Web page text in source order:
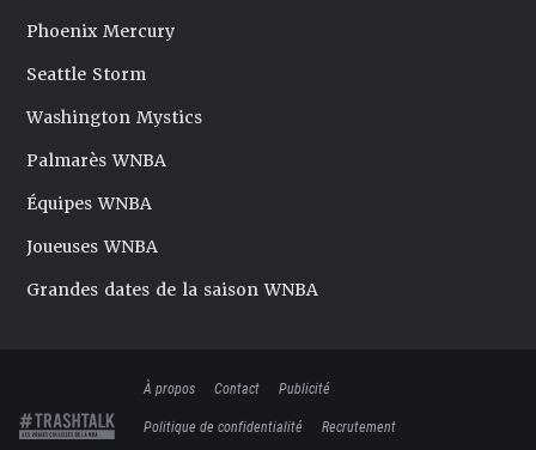
Phoenix Mercury
Seattle Storm
Washington Mystics
Palmarès WNBA
Équipes WNBA
Joueuses WNBA
Grandes dates de la saison WNBA
À propos Contact
Publicité
Politique de confidentialité
Recrutement